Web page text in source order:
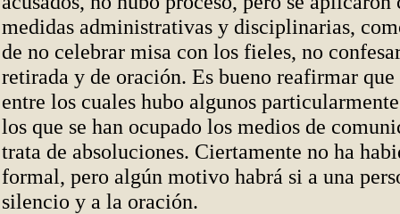
medidas administrativas y disciplinarias,
de no celebrar misa con los fieles, no
retirada y de oración. Es bueno reafirmar que
entre los cuales hubo algunos
los que se han ocupado los medios de
trata de absoluciones. Ciertamente no ha
formal, pero algún motivo habrá si a una
silencio y a la oración.